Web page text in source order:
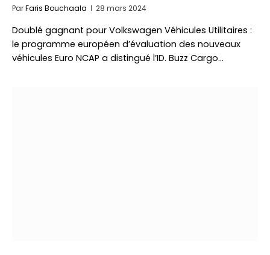
ParFaris Bouchaala 28 mars 2024
Doublé gagnant pour Volkswagen Véhicules Utilitaires :
le programme européen d’évaluation des nouveaux
véhicules Euro NCAP a distingué l’ID. Buzz Cargo…